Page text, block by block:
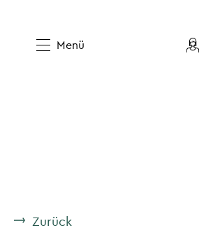
Menü
Zurück